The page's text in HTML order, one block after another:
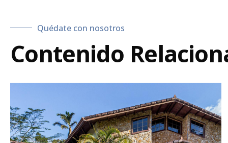
Quédate con nosotros
Contenido